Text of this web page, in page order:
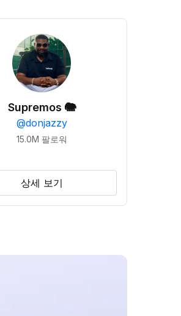
Supremos 🐘
@donjazzy
15.0M 팔로워
상세 보기